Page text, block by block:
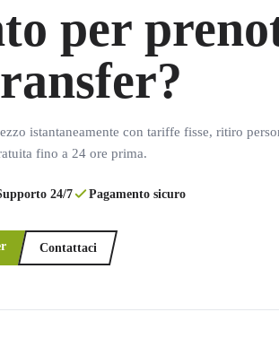
per
istantaneamente con tariffe fisse, ritiro
fino a 24 ore prima.
24/7 Pagamento sicuro
Contattaci